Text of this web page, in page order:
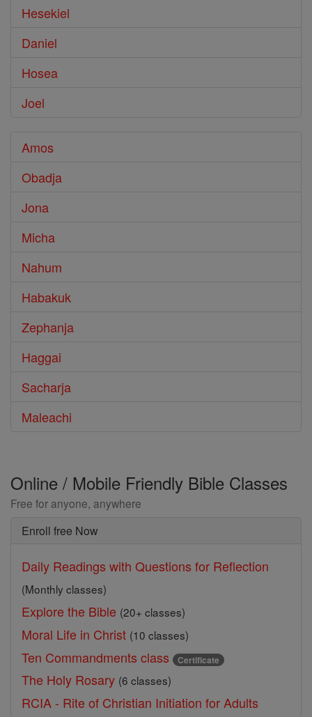
Hesekiel
Daniel
Hosea
Joel
Amos
Obadja
Jona
Micha
Nahum
Habakuk
Zephanja
Haggai
Sacharja
Maleachi
Online / Mobile Friendly Bible Classes
Free for anyone, anywhere
Enroll free Now
Daily Readings with Questions for Reflection
(Monthly classes)
Explore the Bible (20+ classes)
Moral Life in Christ (10 classes)
Ten Commandments class Certificate
The Holy Rosary (6 classes)
RCIA - Rite of Christian Initiation for Adults